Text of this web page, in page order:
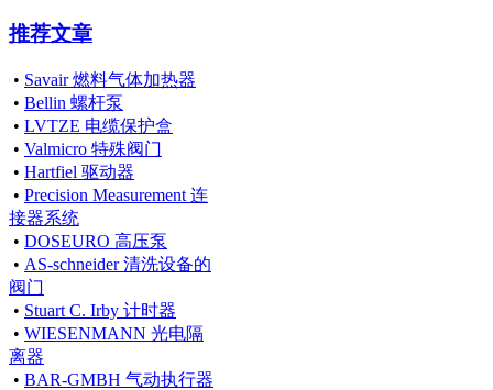
推荐文章
• Savair 燃料气体加热器
• Bellin 螺杆泵
• LVTZE 电缆保护盒
• Valmicro 特殊阀门
• Hartfiel 驱动器
• Precision Measurement 连
接器系统
• DOSEURO 高压泵
• AS-schneider 清洗设备的
阀门
• Stuart C. Irby 计时器
• WIESENMANN 光电隔
离器
• BAR-GMBH 气动执行器